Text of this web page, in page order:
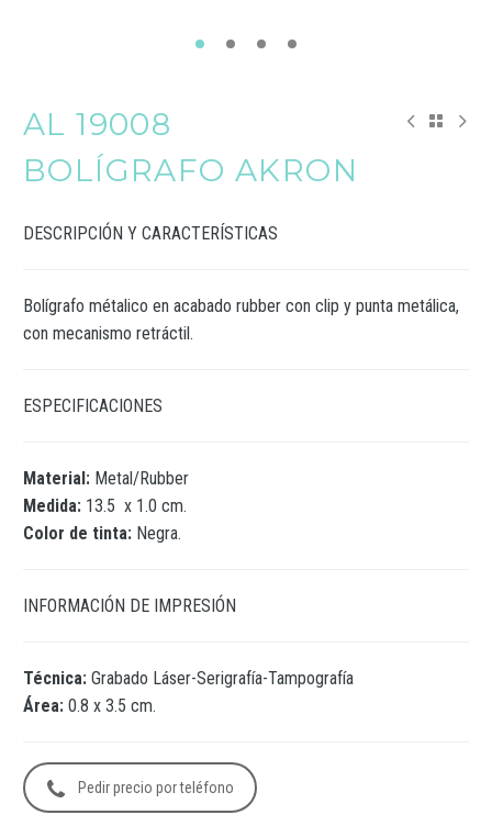
AL 19008
BOLÍGRAFO AKRON
DESCRIPCIÓN Y CARACTERÍSTICAS
Bolígrafo métalico en acabado rubber con clip y punta metálica,
con mecanismo retráctil.
ESPECIFICACIONES
Material: Metal/Rubber
Medida: 13.5 x 1.0 cm.
Color de tinta: Negra.
INFORMACIÓN DE IMPRESIÓN
Técnica: Grabado Láser-Serigrafía-Tampografía
Área: 0.8 x 3.5 cm.
Pedir precio por teléfono